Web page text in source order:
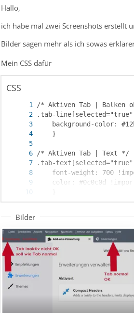
Hallo,
ich habe mal zwei Screenshots erstellt
Bilder sagen mehr als ich sowas
Mein CSS dafür
CSS
/* Aktiven Tab | Text */
   color:aqua !important;
Bilder